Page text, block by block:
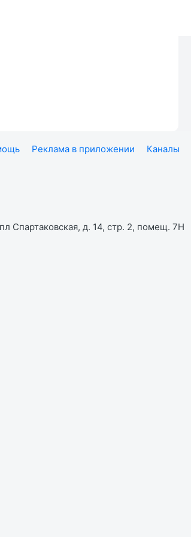
Реклама в приложении Каналы
Спартаковская, д. 14, стр. 2, помещ. 7Н